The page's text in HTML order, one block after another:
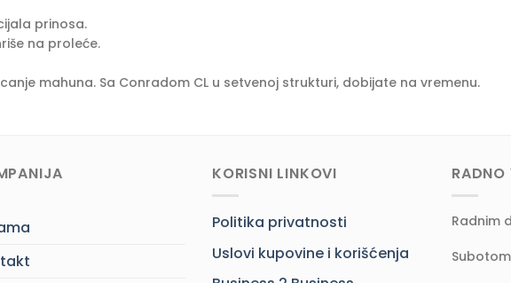
prinosa.
na proleće.
mahuna. Sa Conradom CL u setvenoj strukturi, dobijate na vremenu.
KORISNI LINKOVI
Politika privatnosti
Uslovi kupovine i korišćenja
RADNO
Radnim